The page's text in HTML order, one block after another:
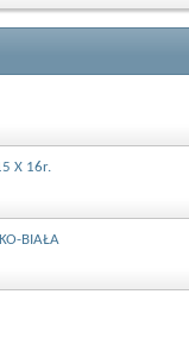
X 16r.
BIAŁA